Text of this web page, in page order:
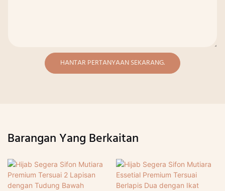
HANTAR PERTANYAAN SEKARANG.
Barangan Yang Berkaitan